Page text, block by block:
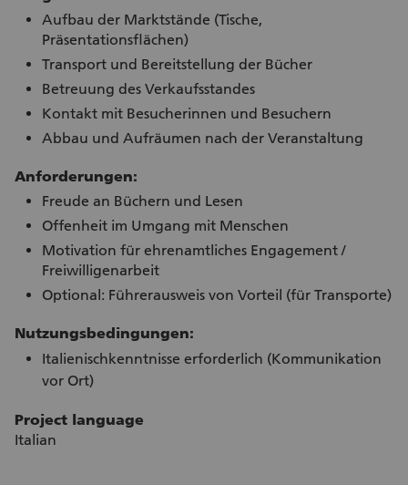
Aufbau der Marktstände (Tische,
Präsentationsflächen)
Transport und Bereitstellung der Bücher
Betreuung des Verkaufsstandes
Kontakt mit Besucherinnen und Besuchern
Abbau und Aufräumen nach der Veranstaltung
Anforderungen:
Freude an Büchern und Lesen
Offenheit im Umgang mit Menschen
Motivation für ehrenamtliches Engagement /
Freiwilligenarbeit
Optional: Führerausweis von Vorteil (für Transporte)
Nutzungsbedingungen:
Italienischkenntnisse erforderlich (Kommunikation
vor Ort)
Project language
Italian